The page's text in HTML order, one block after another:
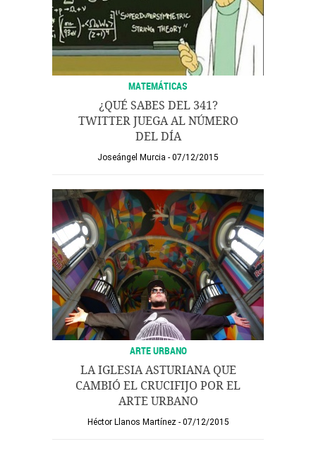
MATEMÁTICAS
¿QUÉ SABES DEL 341?
TWITTER JUEGA AL NÚMERO
DEL DÍA
Joseángel Murcia 07/12/2015
ARTE URBANO
LA IGLESIA ASTURIANA QUE
CAMBIÓ EL CRUCIFIJO POR EL
ARTE URBANO
Héctor Llanos Martínez 07/12/2015